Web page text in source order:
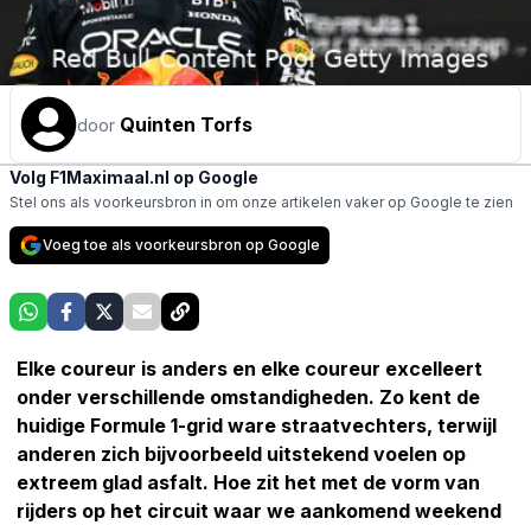
door Quinten Torfs
Volg F1Maximaal.nl op Google
Stel ons als voorkeursbron in om onze artikelen vaker op Google te zien
Voeg toe als voorkeursbron op Google
Elke coureur is anders en elke coureur excelleert
onder verschillende omstandigheden. Zo kent de
huidige Formule 1-grid ware straatvechters, terwijl
anderen zich bijvoorbeeld uitstekend voelen op
extreem glad asfalt. Hoe zit het met de vorm van
rijders op het circuit waar we aankomend weekend